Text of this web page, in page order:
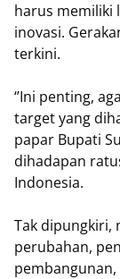
harus memiliki
inovasi.
terkini.
‘’Ini penting,
target yang
papar Bupati
dihadapan
Indonesia.
Tak dipungkiri,
perubahan,